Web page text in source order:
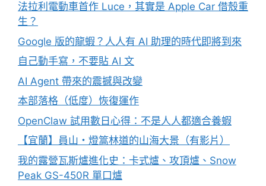
法拉利電動車首作 Luce，其實是 Apple Car 借殼重
生？
Google 版的龍蝦？人人有 AI 助理的時代即將到來
自己動手寫，不要貼 AI 文
AI Agent 帶來的震撼與改變
本部落格（低度）恢復運作
OpenClaw 試用數日心得：不是人人都適合養蝦
【宜蘭】員山・燈篙林道的山海大景（有影片）
我的露營瓦斯爐進化史：卡式爐、攻頂爐、Snow
Peak GS-450R 單口爐